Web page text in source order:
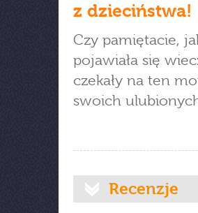
z dzieciństwa!
Czy pamiętacie,
pojawiała się
czekały na ten
swoich
Recenzje